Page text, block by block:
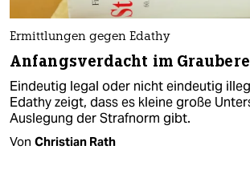
Ermittlungen gegen Edathy
Anfangsverdacht im
Eindeutig legal oder nicht eindeutig
Edathy zeigt, dass es kleine große
Auslegung der Strafnorm gibt.
Von Christian Rath